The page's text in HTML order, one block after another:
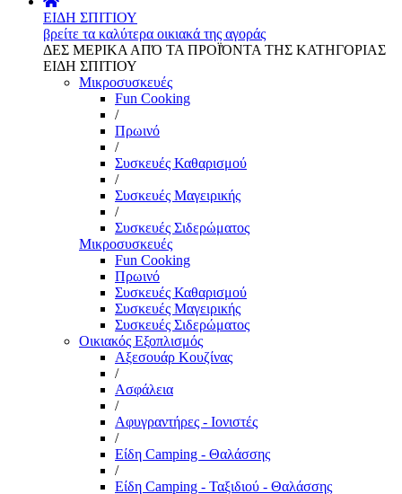
ΕΙΔΗ ΣΠΙΤΙΟΥ
βρείτε τα καλύτερα οικιακά της αγοράς
ΔΕΣ ΜΕΡΙΚΑ ΑΠΌ ΤΑ ΠΡΟΪΌΝΤΑ ΤΗΣ ΚΑΤΗΓΟΡΙΑΣ
ΕΙΔΗ ΣΠΙΤΙΟΥ
Μικροσυσκευές
Fun Cooking
/
Πρωινό
/
Συσκευές Καθαρισμού
/
Συσκευές Μαγειρικής
/
Συσκευές Σιδερώματος
Μικροσυσκευές
Fun Cooking
Πρωινό
Συσκευές Καθαρισμού
Συσκευές Μαγειρικής
Συσκευές Σιδερώματος
Οικιακός Εξοπλισμός
Αξεσουάρ Κουζίνας
/
Ασφάλεια
/
Αφυγραντήρες - Ιονιστές
/
Είδη Camping - Θαλάσσης
/
Είδη Camping - Ταξιδιού - Θαλάσσης